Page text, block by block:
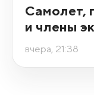
Самолет,
и члены
вчера, 21:38